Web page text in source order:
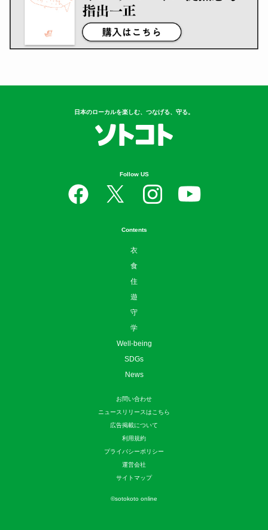
日本のローカルを楽しむ、つなげる、守る。
Follow US
Contents
衣
食
住
遊
守
学
Well-being
SDGs
News
お問い合わせ
ニュースリリースはこちら
広告掲載について
利用規約
プライバシーポリシー
運営会社
サイトマップ
©sotokoto online